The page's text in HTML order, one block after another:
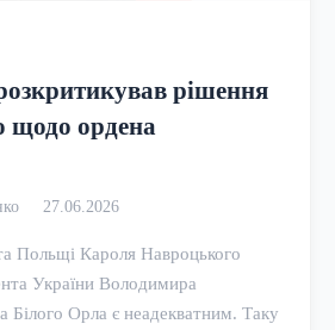
рішення
щодо ордена
27.06.2026
Польщі Кароля Навроцького
України Володимира
Білого Орла є неадекватним. Таку